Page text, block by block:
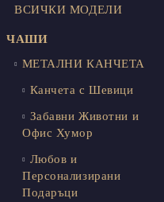
ВСИЧКИ МОДЕЛИ
ЧАШИ
МЕТАЛНИ КАНЧЕТА
Канчета с Шевици
Забавни Животни и
Офис Хумор
Любов и
Персонализирани
Подаръци